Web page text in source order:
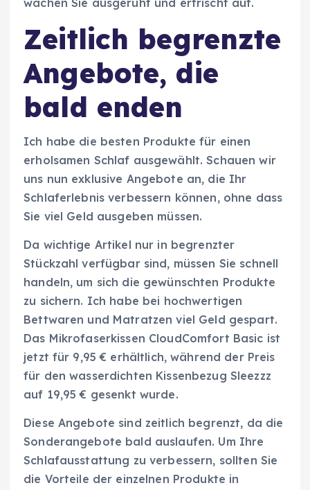
Zeitlich begrenzte
Angebote, die
bald enden
Ich habe die besten Produkte für einen
erholsamen Schlaf ausgewählt. Schauen wir
uns nun exklusive Angebote an, die Ihr
Schlaferlebnis verbessern können, ohne dass
Sie viel Geld ausgeben müssen.
Da wichtige Artikel nur in begrenzter
Stückzahl verfügbar sind, müssen Sie schnell
handeln, um sich die gewünschten Produkte
zu sichern. Ich habe bei hochwertigen
Bettwaren und Matratzen viel Geld gespart.
Das Mikrofaserkissen CloudComfort Basic ist
jetzt für 9,95 € erhältlich, während der Preis
für den wasserdichten Kissenbezug Sleezzz
auf 19,95 € gesenkt wurde.
Diese Angebote sind zeitlich begrenzt, da die
Sonderangebote bald auslaufen. Um Ihre
Schlafausstattung zu verbessern, sollten Sie
die Vorteile der einzelnen Produkte in